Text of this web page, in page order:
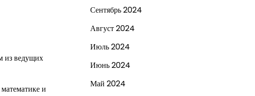
из ведущих
и
Сентябрь 2024
Август 2024
Июль 2024
Июнь 2024
Май 2024